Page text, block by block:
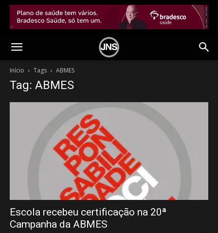
Início Tags ABMES
Tag: ABMES
Escola recebeu certificação na 20ª
Campanha da ABMES